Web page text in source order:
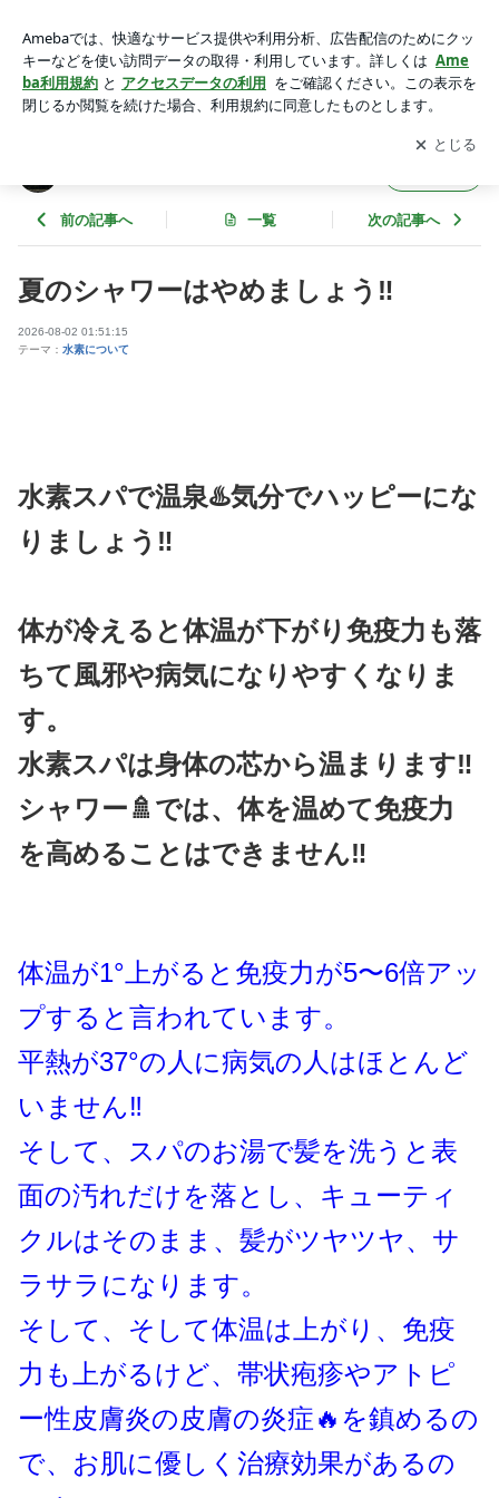
アプリをダウンロードして ブログの更新通知
を受け取りまし
ょう。
開く
前の記事へ 一覧 次の記事へ
夏のシャワーはやめましょう‼️
2026-08-02 01:51:15
テーマ： 水素について
水素スパで温泉♨️気分でハッピーにな
りましょう‼️
体が冷えると体温が下がり免疫力も落
ちて風邪や病気になりやすくなりま
す。
水素スパは身体の芯から温まります‼️
シャワー🚿では、体を温めて免疫力
を高めることはできません‼️
体温が1°上がると免疫力が5〜6倍アッ
プすると言われています。
平熱が37°の人に病気の人はほとんど
いません‼️
そして、スパのお湯で髪を洗うと表
面の汚れだけを落とし、キューティ
クルはそのまま、髪がツヤツヤ、サ
ラサラになります。
そして、そして体温は上がり、免疫
力も上がるけど、帯状疱疹やアトピ
ー性皮膚炎の皮膚の炎症🔥を鎮めるの
で、お肌に優しく治療効果があるの